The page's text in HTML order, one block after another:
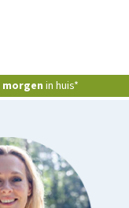
morgen in huis*